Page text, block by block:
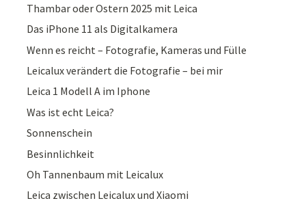
Thambar oder Ostern 2025 mit Leica
Das iPhone 11 als Digitalkamera
Wenn es reicht – Fotografie, Kameras und Fülle
Leicalux verändert die Fotografie – bei mir
Leica 1 Modell A im Iphone
Was ist echt Leica?
Sonnenschein
Besinnlichkeit
Oh Tannenbaum mit Leicalux
Leica zwischen Leicalux und Xiaomi